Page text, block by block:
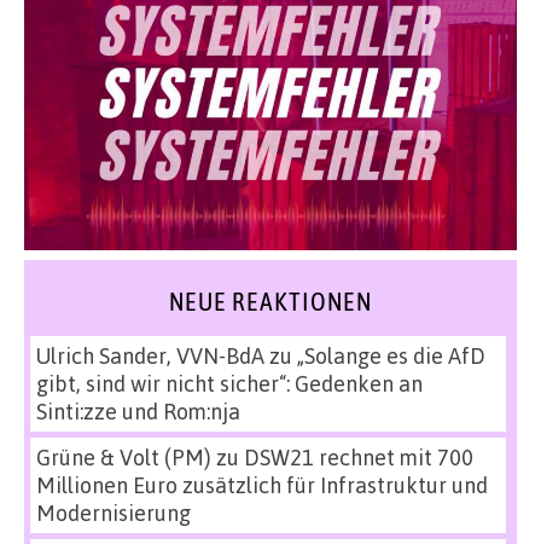
NEUE REAKTIONEN
Ulrich Sander, VVN-BdAzu „Solange es die AfD
gibt, sind wir nicht sicher“: Gedenken an
Sinti:zze und Rom:nja
Grüne & Volt (PM) zu DSW21 rechnet mit 700
Millionen Euro zusätzlich für Infrastruktur und
Modernisierung